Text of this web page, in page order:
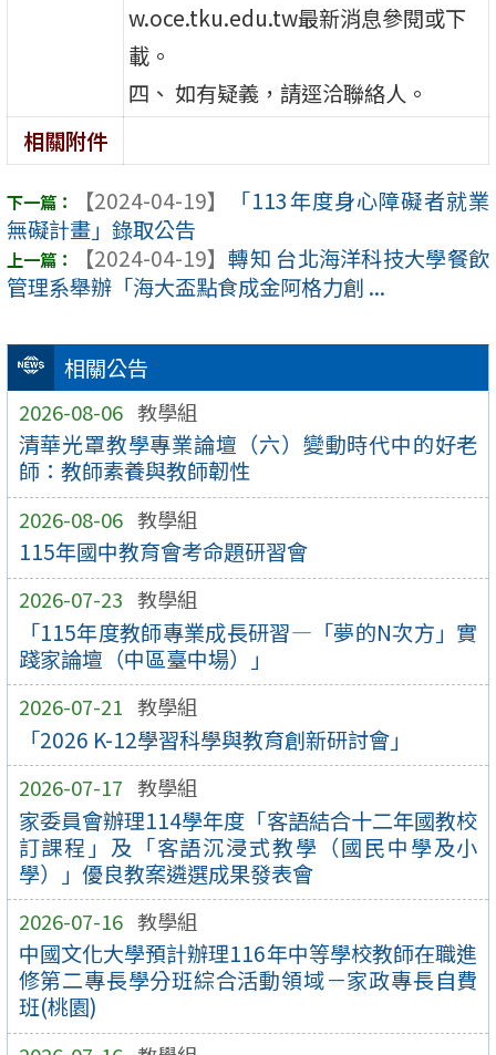
相關公告
2026-08-06 教學組
清華光罩教學專業論壇（六）變動時代中的好老
師：教師素養與教師韌性
2026-08-06 教學組
115年國中教育會考命題研習會
2026-07-23 教學組
「115年度教師專業成長研習—「夢的N次方」實
踐家論壇（中區臺中場）」
2026-07-21 教學組
「2026 K-12學習科學與教育創新研討會」
2026-07-17 教學組
家委員會辦理114學年度「客語結合十二年國教校
訂課程」及「客語沉浸式教學（國民中學及小
學）」優良教案遴選成果發表會
2026-07-16 教學組
中國文化大學預計辦理116年中等學校教師在職進
修第二專長學分班綜合活動領域－家政專長自費
班(桃園)
w.oce.tku.edu.tw最新消息參閱或下
載。
四、 如有疑義，請逕洽聯絡人。
相關附件
【2024-04-19】
「113年度身心障礙者就業
無礙計畫」錄取公告
【2024-04-19】 轉知 台北海洋科技大學餐飲
管理系舉辦「海大盃點食成金阿格力創 ...